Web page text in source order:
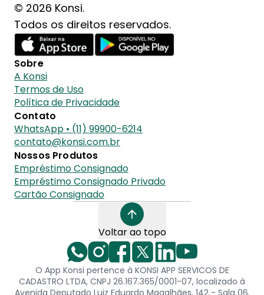
© 2026 Konsi.
Todos os direitos reservados.
Sobre
A Konsi
Termos de Uso
Política de Privacidade
Contato
WhatsApp • (11) 99900-6214
contato@konsi.com.br
Nossos Produtos
Empréstimo Consignado
Empréstimo Consignado Privado
Cartão Consignado
Voltar ao topo
O App Konsi pertence à KONSI APP SERVICOS DE
CADASTRO LTDA, CNPJ 26.167.365/0001-07, localizado à
Avenida Deputado Luiz Eduardo Magalhães, 142 - Sala 06,